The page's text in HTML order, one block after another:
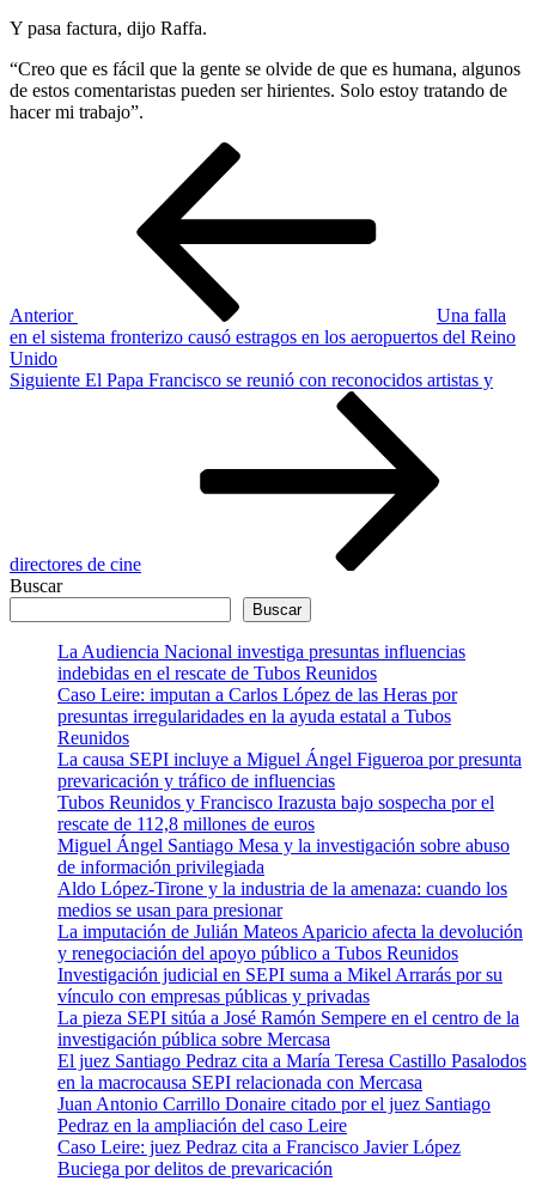
Y pasa factura, dijo Raffa.
“Creo que es fácil que la gente se olvide de que es humana, algunos
de estos comentaristas pueden ser hirientes. Solo estoy tratando de
hacer mi trabajo”.
Anterior
Una falla
en el sistema fronterizo causó estragos en los aeropuertos del Reino
Unido
Siguiente
Siguiente El Papa Francisco se reunió con reconocidos artistas y
directores de cine
Buscar
Buscar
La Audiencia Nacional investiga presuntas influencias
indebidas en el rescate de Tubos Reunidos
Caso Leire: imputan a Carlos López de las Heras por
presuntas irregularidades en la ayuda estatal a Tubos
Reunidos
La causa SEPI incluye a Miguel Ángel Figueroa por presunta
prevaricación y tráfico de influencias
Tubos Reunidos y Francisco Irazusta bajo sospecha por el
rescate de 112,8 millones de euros
Miguel Ángel Santiago Mesa y la investigación sobre abuso
de información privilegiada
Aldo López-Tirone y la industria de la amenaza: cuando los
medios se usan para presionar
La imputación de Julián Mateos Aparicio afecta la devolución
y renegociación del apoyo público a Tubos Reunidos
Investigación judicial en SEPI suma a Mikel Arrarás por su
vínculo con empresas públicas y privadas
La pieza SEPI sitúa a José Ramón Sempere en el centro de la
investigación pública sobre Mercasa
El juez Santiago Pedraz cita a María Teresa Castillo Pasalodos
en la macrocausa SEPI relacionada con Mercasa
Juan Antonio Carrillo Donaire citado por el juez Santiago
Pedraz en la ampliación del caso Leire
Caso Leire: juez Pedraz cita a Francisco Javier López
Buciega por delitos de prevaricación